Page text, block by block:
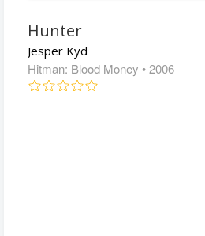
Hunter
Jesper Kyd
Hitman: Blood Money • 2006